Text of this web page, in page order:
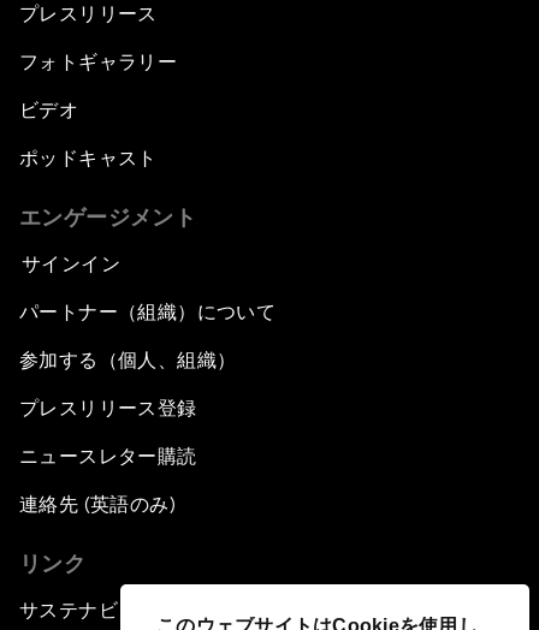
このウェブサイトはCookieを使用し
プレスリリース
フォトギャラリー
ビデオ
ポッドキャスト
エンゲージメント
サインイン
パートナー（組織）について
参加する（個人、組織）
プレスリリース登録
ニュースレター購読
連絡先 (英語のみ)
リンク
サステナビリティへの取り組み